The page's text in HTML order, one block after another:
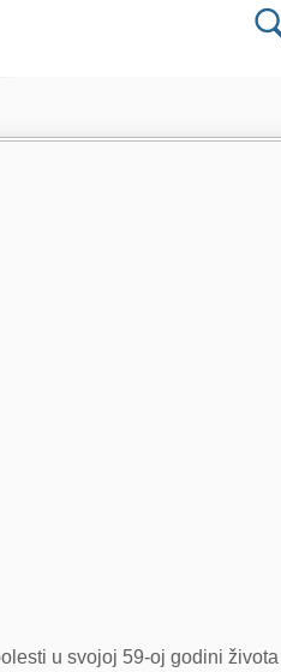
u svojoj 59-oj godini života